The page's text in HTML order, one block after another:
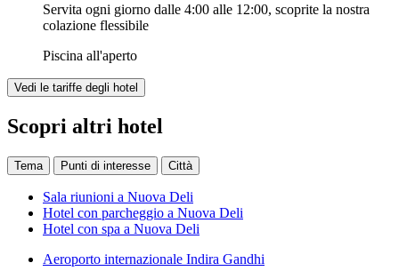
Servita ogni giorno dalle 4:00 alle 12:00, scoprite la nostra
colazione flessibile
Piscina all'aperto
Vedi le tariffe degli hotel
Scopri altri hotel
Tema Punti di interesse Città
Sala riunioni a Nuova Deli
Hotel con parcheggio a Nuova Deli
Hotel con spa a Nuova Deli
Aeroporto internazionale Indira Gandhi